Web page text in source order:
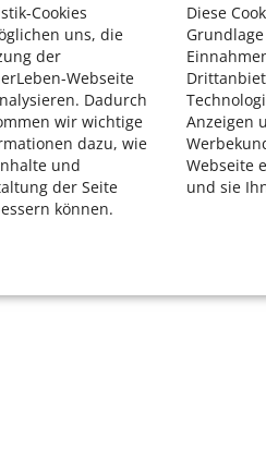
Cookies
uns, die
der
Webseite
Dadurch
wir wichtige
dazu, wie
und
der Seite
können.
Diese
Anzeigen
Webseite
und sie